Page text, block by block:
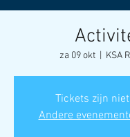
za 09 okt KSA
Tickets zijn
Andere